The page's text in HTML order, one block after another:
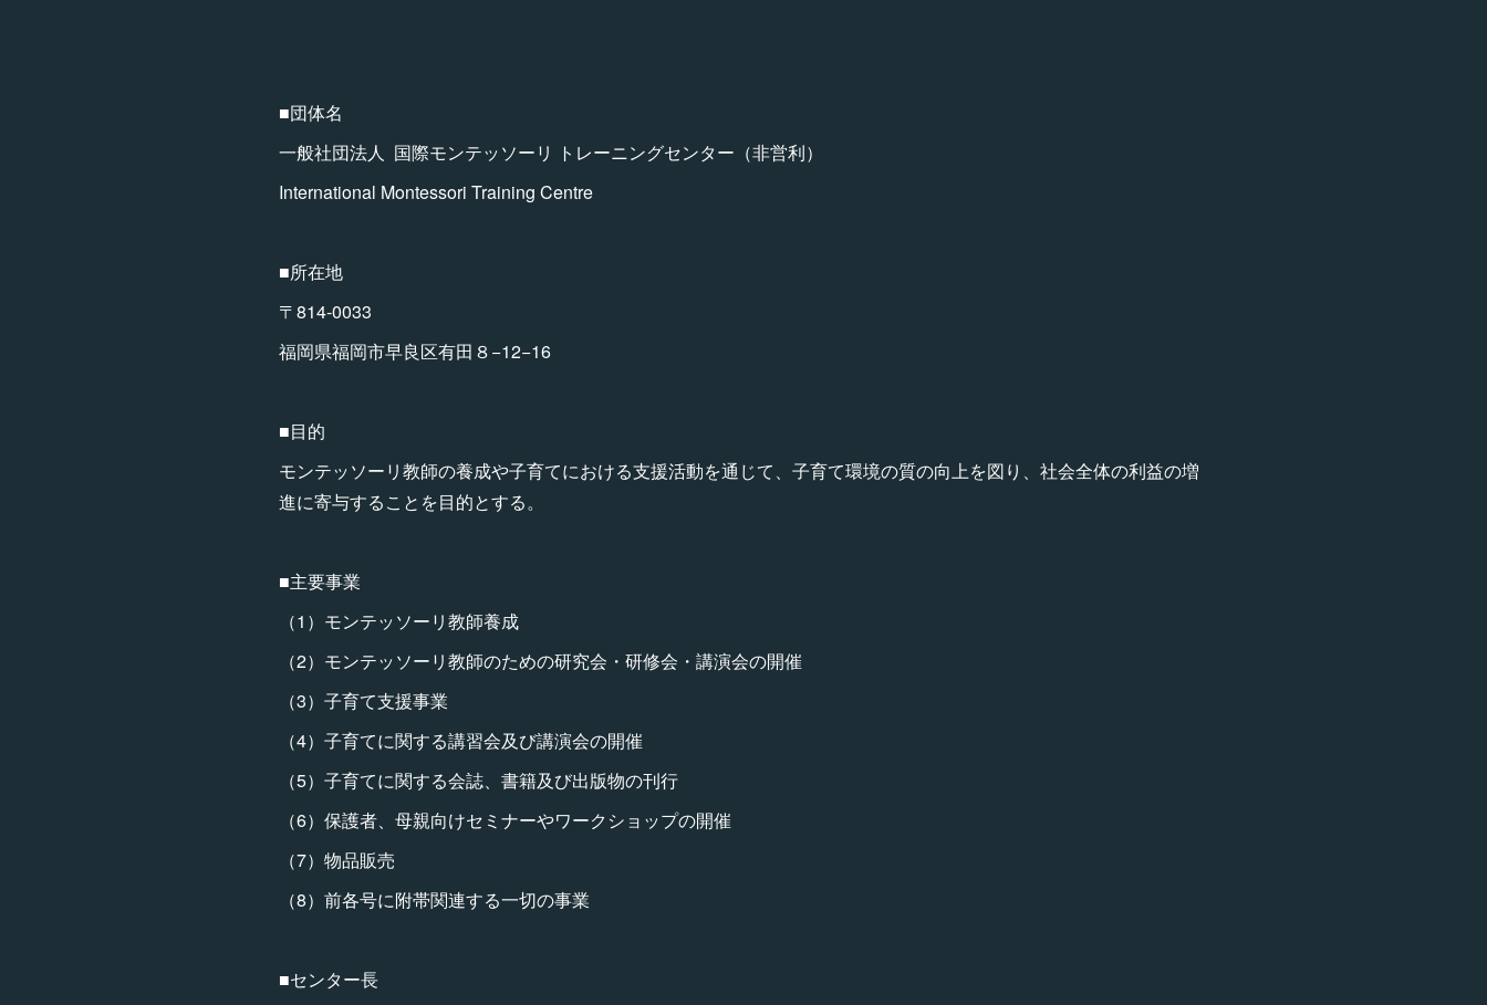
■団体名
一般社団法人 国際モンテッソーリ トレーニングセンター（非営利）
International Montessori Training Centre
■所在地
〒814-0033
福岡県福岡市早良区有田８−12−16
■目的
モンテッソーリ教師の養成や子育てにおける支援活動を通じて、子育て環境の質の向上を図り、社会全体の利益の増
進に寄与することを目的とする。
■主要事業
（1）モンテッソーリ教師養成
（2）モンテッソーリ教師のための研究会・研修会・講演会の開催
（3）子育て支援事業
（4）子育てに関する講習会及び講演会の開催
（5）子育てに関する会誌、書籍及び出版物の刊行
（6）保護者、母親向けセミナーやワークショップの開催
（7）物品販売
（8）前各号に附帯関連する一切の事業
■センター長